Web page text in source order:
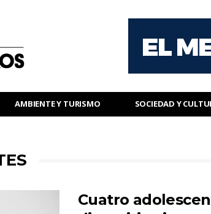
AMBIENTE Y TURISMO SOCIEDAD Y
Cuatro